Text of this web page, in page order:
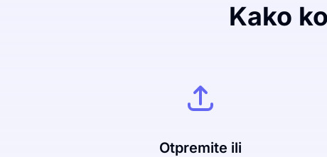
Kako
Otpremite ili